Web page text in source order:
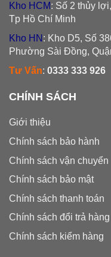
Kho HCM: Số 2 thủy
Tp Hồ Chí Minh
Kho HN : Kho D5, Số
Phường Sài Đồng,
Tư Vấn: 0333 333 926
CHÍNH SÁCH
Giới thiệu
Chính sách bảo hành
Chính sách vận chuyển
Chính sách bảo mật
Chính sách thanh toán
Chính sách đổi trả hàng
Chính sách kiểm hàng